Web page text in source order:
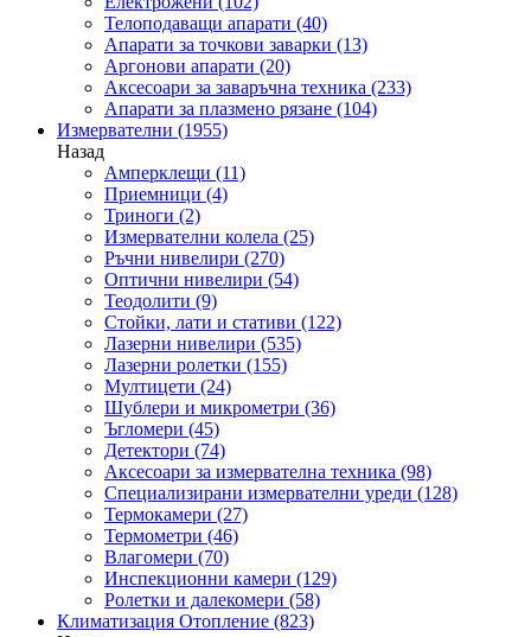
Телоподаващи апарати (40)
Апарати за точкови заварки (13)
Аргонови апарати (20)
Аксесоари за заваръчна техника (233)
Апарати за плазмено рязане (104)
Измервателни (1955)
Назад
Амперклещи (11)
Приемници (4)
Триноги (2)
Измервателни колела (25)
Ръчни нивелири (270)
Оптични нивелири (54)
Теодолити (9)
Стойки, лати и стативи (122)
Лазерни нивелири (535)
Лазерни ролетки (155)
Мултицети (24)
Шублери и микрометри (36)
Ъгломери (45)
Детектори (74)
Аксесоари за измервателна техника (98)
Специализирани измервателни уреди (128)
Термокамери (27)
Термометри (46)
Влагомери (70)
Инспекционни камери (129)
Ролетки и далекомери (58)
Климатизация Отопление (823)